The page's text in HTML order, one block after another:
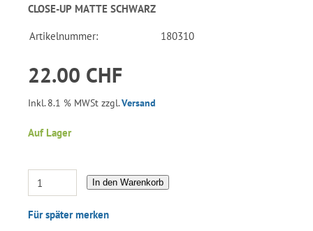
CLOSE-UP MATTE SCHWARZ
Artikelnummer: 180310
22.00 CHF
Inkl. 8.1 % MWSt zzgl.Versand
Auf Lager
In den Warenkorb
Für später merken